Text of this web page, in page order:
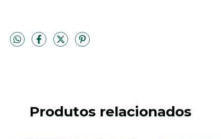
Produtos relacionados